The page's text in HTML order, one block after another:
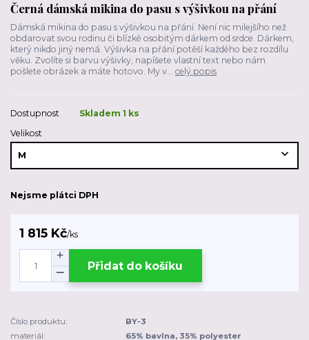
Černá dámská mikina do pasu s výšivkou na přání
Dámská mikina do pasu s výšivkou na přání. Není nic milejšího než
obdarovat svou rodinu či blízké osobitým dárkem od srdce. Dárkem,
který nikdo jiný nemá. Výšivka na přání potěší každého bez rozdílu
věku. Zvolíte si barvu výšivky, napíšete vlastní text nebo nám
pošlete obrázek a máte hotovo. My v... celý popis
Dostupnost
Skladem 1 ks
Velikost
Nejsme plátci DPH
1 815 Kč/ks
Přidat do košíku
Číslo produktu:
BY-3
materiál:
65% bavlna, 35% polyester